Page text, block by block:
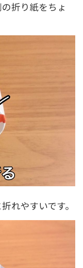
折り紙をちょ
れやすいです。